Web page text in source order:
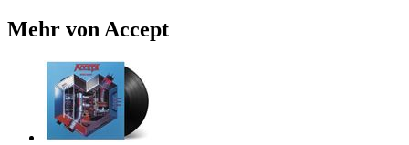
Mehr von Accept